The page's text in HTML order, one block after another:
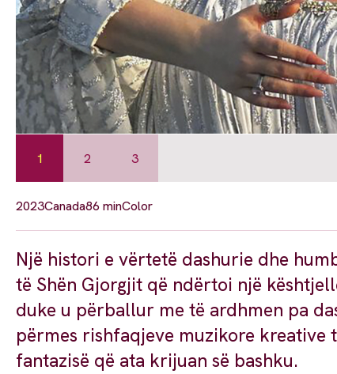
1 2 3
2023Canada86 minColor
Një histori e vërtetë dashurie dhe
të Shën Gjorgjit që ndërtoi një
duke u përballur me të ardhmen pa
përmes rishfaqjeve muzikore kreative
fantazisë që ata krijuan së bashku.